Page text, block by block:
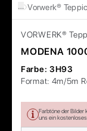
… Vorwerk®
VORWERK®
MODENA
Farbe: 3H93
Format: 4m/5m
Farbtöne der Bilder
uns ein